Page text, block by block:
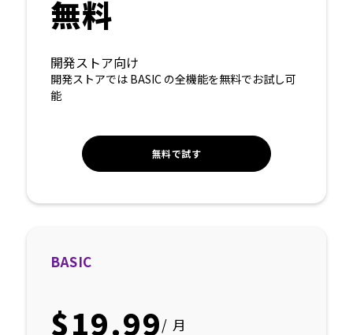
無料
開発ストア向け
開発ストアでは BASIC の全機能を無料でお試し可
能
無料で試す
BASIC
$19.99/ 月